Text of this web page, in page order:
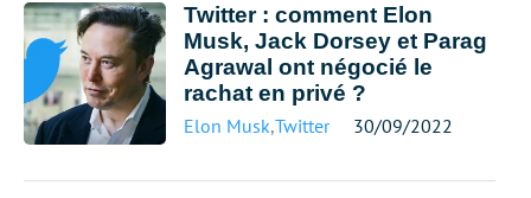
Twitter : comment Elon
Musk, Jack Dorsey et Parag
Agrawal ont négocié le
rachat en privé ?
Elon Musk,Twitter 30/09/2022